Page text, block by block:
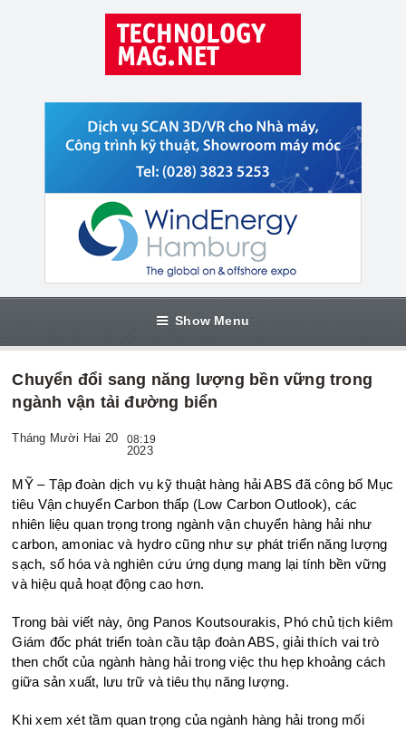
Show Menu
Chuyển đổi sang năng lượng bền vững trong
ngành vận tải đường biển
Tháng Mười Hai 20 08:19
2023
MỸ – Tập đoàn dịch vụ kỹ thuật hàng hải ABS đã công bố Mục
tiêu Vận chuyển Carbon thấp (Low Carbon Outlook), các
nhiên liệu quan trọng trong ngành vận chuyển hàng hải như
carbon, amoniac và hydro cũng như sự phát triển năng lượng
sạch, số hóa và nghiên cứu ứng dụng mang lại tính bền vững
và hiệu quả hoạt động cao hơn.
Trong bài viết này, ông Panos Koutsourakis, Phó chủ tịch kiêm
Giám đốc phát triển toàn cầu tập đoàn ABS, giải thích vai trò
then chốt của ngành hàng hải trong việc thu hẹp khoảng cách
giữa sản xuất, lưu trữ và tiêu thụ năng lượng.
Khi xem xét tầm quan trọng của ngành hàng hải trong mối